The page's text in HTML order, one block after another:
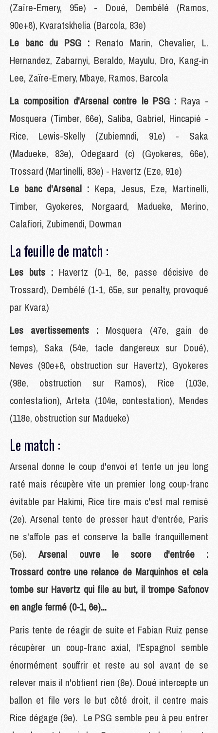
(Zaïre-Emery, 95e) - Doué, Dembélé (Ramos,
90e+6), Kvaratskhelia (Barcola, 83e)
Le banc du PSG : Renato Marin, Chevalier, L.
Hernandez, Zabarnyi, Beraldo, Mayulu, Dro, Kang-in
Lee, Zaïre-Emery, Mbaye, Ramos, Barcola
La composition d'Arsenal contre le PSG : Raya -
Mosquera (Timber, 66e), Saliba, Gabriel, Hincapié -
Rice, Lewis-Skelly (Zubiemndi, 91e) - Saka
(Madueke, 83e), Odegaard (c) (Gyokeres, 66e),
Trossard (Martinelli, 83e) - Havertz (Eze, 91e)
Le banc d'Arsenal : Kepa, Jesus, Eze, Martinelli,
Timber, Gyokeres, Norgaard, Madueke, Merino,
Calafiori, Zubimendi, Dowman
La feuille de match :
Les buts : Havertz (0-1, 6e, passe décisive de
Trossard), Dembélé (1-1, 65e, sur penalty, provoqué
par Kvara)
Les avertissements : Mosquera (47e, gain de
temps), Saka (54e, tacle dangereux sur Doué),
Neves (90e+6, obstruction sur Havertz), Gyokeres
(98e, obstruction sur Ramos), Rice (103e,
contestation), Arteta (104e, contestation), Mendes
(118e, obstruction sur Madueke)
Le match :
Arsenal donne le coup d'envoi et tente un jeu long
raté mais récupère vite un premier long coup-franc
évitable par Hakimi, Rice tire mais c'est mal remisé
(2e). Arsenal tente de presser haut d'entrée, Paris
ne s'affole pas et conserve la balle tranquillement
(5e).Arsenal ouvre le score d'entrée :
Trossard contre une relance de Marquinhos et cela
tombe sur Havertz qui file au but, il trompe Safonov
en angle fermé (0-1, 6e)...
Paris tente de réagir de suite et Fabian Ruiz pense
récupèrer un coup-franc axial, l'Espagnol semble
énormément souffrir et reste au sol avant de se
relever mais il n'obtient rien (8e). Doué intercepte un
ballon et file vers le but côté droit, il centre mais
Rice dégage (9e). Le PSG semble peu à peu entrer